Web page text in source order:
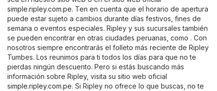
simple.ripley.com.pe. Ten en cuenta que el horario de apertura
puede estar sujeto a cambios durante días festivos, fines de
semana o eventos especiales. Ripley y sus sucursales también
se pueden encontrar en otras ciudades peruanas, como . Con
nosotros siempre encontrarás el folleto más reciente de Ripley
Tumbes. Los reunimos para ti todos los días para que no te
pierdas ningún descuento. Pero si estás buscando más
información sobre Ripley, visita su sitio web oficial
simple.ripley.com.pe. Si Ripley no ofrece lo que buscas, no te